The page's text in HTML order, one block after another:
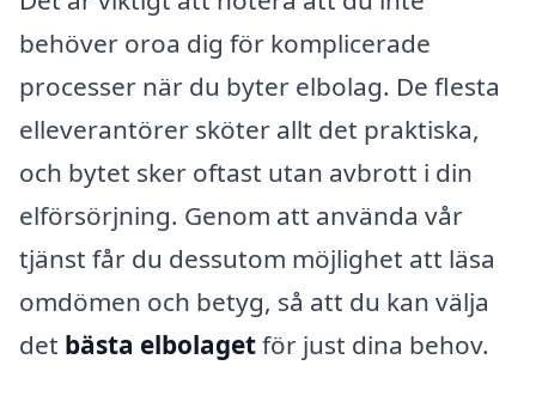
behöver oroa dig för komplicerade
processer när du byter elbolag. De flesta
elleverantörer sköter allt det praktiska,
och bytet sker oftast utan avbrott i din
elförsörjning. Genom att använda vår
tjänst får du dessutom möjlighet att läsa
omdömen och betyg, så att du kan välja
det bästa elbolagetför just dina behov.